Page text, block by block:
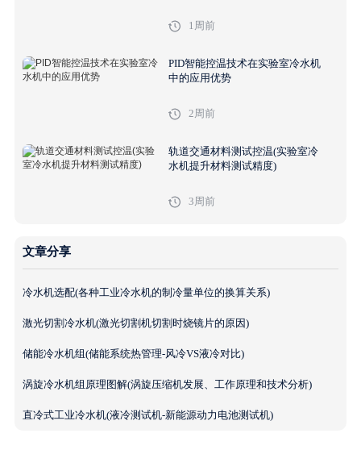
1周前
PID智能控温技术在实验室冷水机
中的应用优势
2周前
轨道交通材料测试控温(实验室冷
水机提升材料测试精度)
3周前
文章分享
冷水机选配(各种工业冷水机的制冷量单位的换算关系)
激光切割冷水机(激光切割机切割时烧镜片的原因)
储能冷水机组(储能系统热管理-风冷VS液冷对比)
涡旋冷水机组原理图解(涡旋压缩机发展、工作原理和技术分析)
直冷式工业冷水机(液冷测试机-新能源动力电池测试机)